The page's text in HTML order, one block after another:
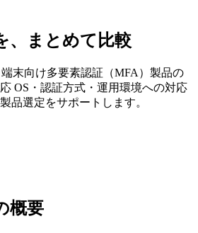
、まとめて比較
末向け多要素認証（MFA）製品の
OS・認証方式・運用環境への対応
品選定をサポートします。
概要